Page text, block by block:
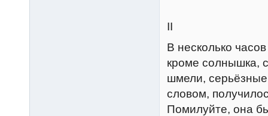
II
В несколько
кроме солнышка,
шмели,
словом,
Помилуйте, она